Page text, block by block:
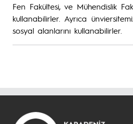
Fen Fakültesi, ve Mühendislik
kullanabilirler. Ayrıca
sosyal alanlarını kullanabilirler.